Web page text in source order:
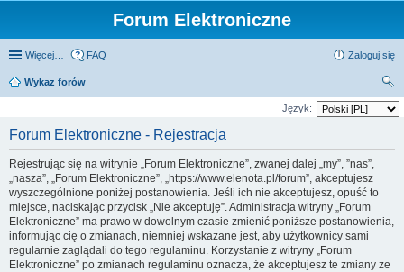
Forum Elektroniczne
Więcej… FAQ Zaloguj się
Wykaz forów
zu
Język:
Forum Elektroniczne - Rejestracja
Rejestrując się na witrynie „Forum Elektroniczne”, zwanej dalej „my”, ”nas”,
„nasza”, „Forum Elektroniczne”, „https://www.elenota.pl/forum”, akceptujesz
wyszczególnione poniżej postanowienia. Jeśli ich nie akceptujesz, opuść to
miejsce, naciskając przycisk „Nie akceptuję”. Administracja witryny „Forum
Elektroniczne” ma prawo w dowolnym czasie zmienić poniższe postanowienia,
informując cię o zmianach, niemniej wskazane jest, aby użytkownicy sami
regularnie zaglądali do tego regulaminu. Korzystanie z witryny „Forum
Elektroniczne” po zmianach regulaminu oznacza, że akceptujesz te zmiany ze